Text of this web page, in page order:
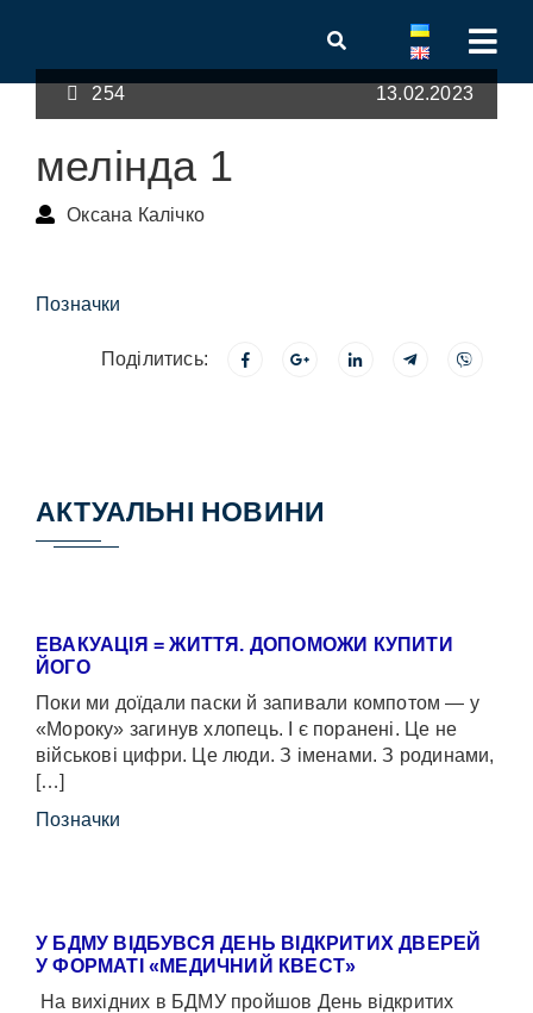
254 13.02.2023
мелінда 1
Оксана Калічко
Позначки
Поділитись:
АКТУАЛЬНІ НОВИНИ
ЕВАКУАЦІЯ = ЖИТТЯ. ДОПОМОЖИ КУПИТИ
ЙОГО
Поки ми доїдали паски й запивали компотом — у
«Мороку» загинув хлопець. І є поранені. Це не
військові цифри. Це люди. З іменами. З родинами,
[…]
Позначки
У БДМУ ВІДБУВСЯ ДЕНЬ ВІДКРИТИХ ДВЕРЕЙ
У ФОРМАТІ «МЕДИЧНИЙ КВЕСТ»
На вихідних в БДМУ пройшов День відкритих